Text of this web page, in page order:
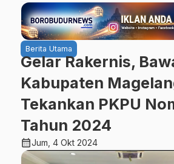
Berita Utama
Gelar Rakernis,
Kabupaten
Tekankan PKPU
Tahun 2024
calendar_monthJum, 4 Okt 2024